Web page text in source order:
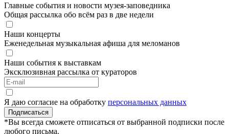
Главные события и новости музея-заповедника
Общая рассылка обо всём раз в две недели
Наши концерты
Еженедельная музыкальная афиша для меломанов
Наши события к выставкам
Эксклюзивная рассылка от кураторов
Я даю согласие на обработку персональных данных
Подписаться
*Вы всегда сможете отписаться от выбранной подписки после
любого письма.